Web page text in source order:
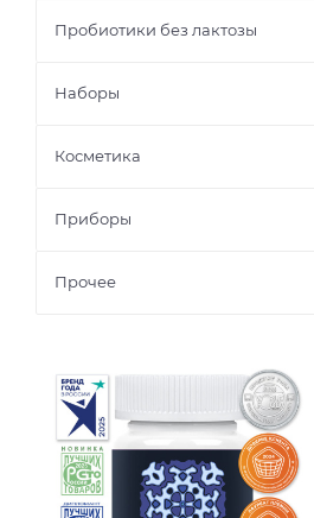
Пробиотики без лактозы
Наборы
Косметика
Приборы
Прочее